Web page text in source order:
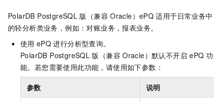
PolarDB PostgreSQL 版（兼容 Oracle） ePQ 适用于日常业务中
的轻分析类业务，例如：对账业务，报表业务。
使用 ePQ 进行分析型查询。
PolarDB PostgreSQL 版（兼容 Oracle） 默认不开启 ePQ 功
能。若您需要使用此功能，请使用如下参数：
参数 说明